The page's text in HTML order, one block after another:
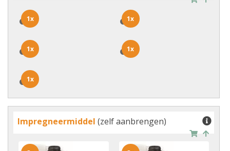
1x
1x 1x
1x
1x
1x 1x
1x
1x
1x
Impregneermiddel (zelf aanbrengen)